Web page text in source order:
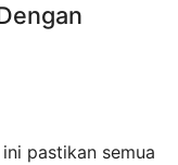
pastikan semua